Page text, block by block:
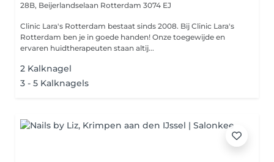
28B, Beijerlandselaan Rotterdam 3074 EJ
Clinic Lara's Rotterdam bestaat sinds 2008. Bij Clinic Lara's
Rotterdam ben je in goede handen! Onze toegewijde en
ervaren huidtherapeuten staan altij...
2 Kalknagel
3 - 5 Kalknagels